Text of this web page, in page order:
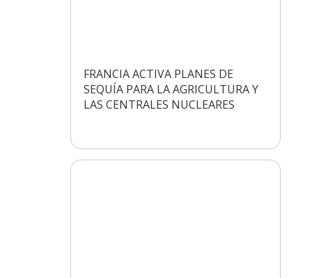
FRANCIA ACTIVA PLANES DE
SEQUÍA PARA LA AGRICULTURA Y
LAS CENTRALES NUCLEARES